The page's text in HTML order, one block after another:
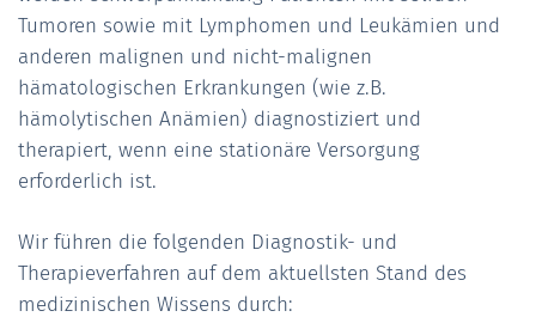
Tumoren sowie mit Lymphomen und Leukämien und
anderen malignen und nicht-malignen
hämatologischen Erkrankungen (wie z.B.
hämolytischen Anämien) diagnostiziert und
therapiert, wenn eine stationäre Versorgung
erforderlich ist.
Wir führen die folgenden Diagnostik- und
Therapieverfahren auf dem aktuellsten Stand des
medizinischen Wissens durch: